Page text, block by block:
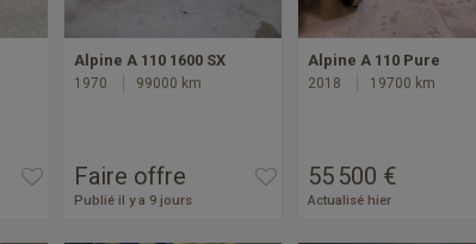
Alpine A 110 1600 SX
1970 99000 km
Faire offre
Publié il y a 9 jours
Alpine A 110 Pure
2018 19700 km
55 500 €
Actualisé hier